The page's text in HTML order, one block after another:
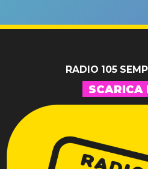
RADIO 105
SCARICA